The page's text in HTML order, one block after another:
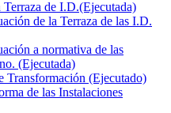
de I.D.(Ejecutada)
de la Terraza de las I.D.
a normativa de las
(Ejecutada)
Transformación (Ejecutado)
de las Instalaciones